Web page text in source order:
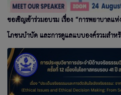
ขอเชิญเข้าร่วมอบรม เรื่อง “การพยาบาลแ
โภชนบำบัด และการดูแลแบบองค์รวมสำห